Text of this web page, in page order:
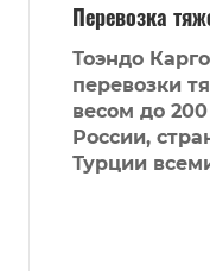
Перевозка
Тоэндо
перевозки
весом до
России,
Турции